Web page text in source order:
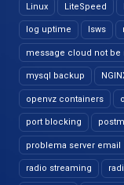
Linux LiteSpeed
log uptime lsws
message cloud not be
mysql backup
openvz containers
port blocking
problema server email
radio streaming